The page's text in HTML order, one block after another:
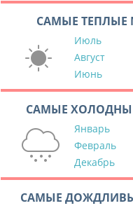
САМЫЕ ТЕПЛЫЕ
Июль
Август
Июнь
САМЫЕ
Январь
Февраль
Декабрь
САМЫЕ